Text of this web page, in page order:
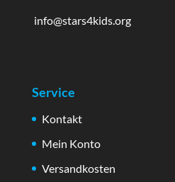
info@stars4kids.org
Service
Kontakt
Mein Konto
Versandkosten